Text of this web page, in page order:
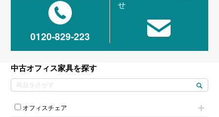
0120-829-223
せ
中古オフィス家具を探す
オフィスチェア